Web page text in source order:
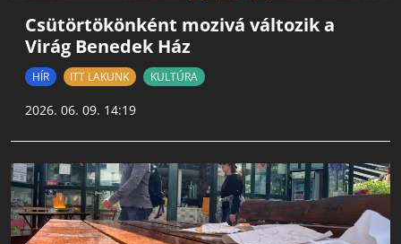
Csütörtökönként mozivá változik a
Virág Benedek Ház
HÍR ITT LAKUNK KULTÚRA
2026. 06. 09. 14:19